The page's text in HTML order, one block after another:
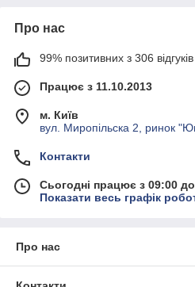
Про нас
99% позитивних з 306 відгуків
Працює з 11.10.2013
м. Київ
вул. Миропільска 2, ринок
Контакти
Сьогодні працює з 09:00
Показати весь графік
Про нас